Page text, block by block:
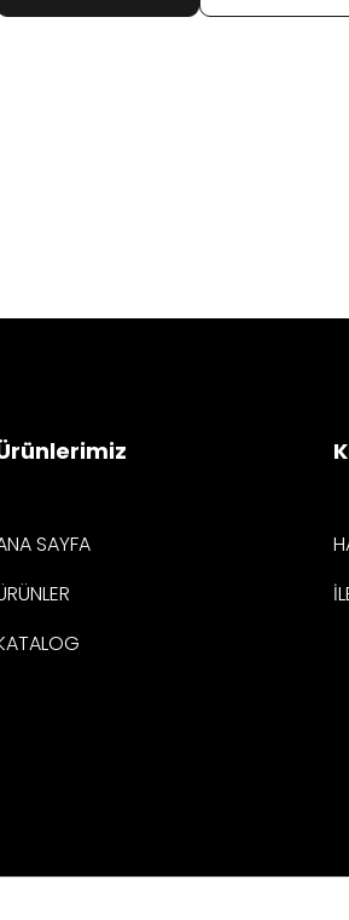
SAYFA